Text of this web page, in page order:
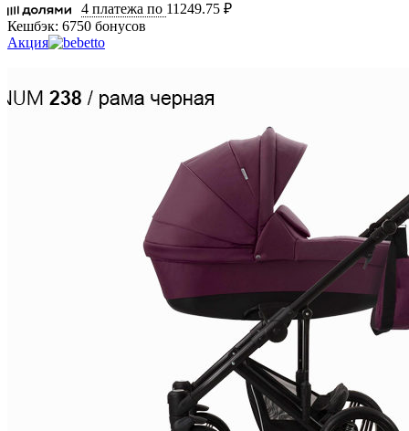
4 платежа по 11249.75 ₽
Кешбэк: 6750 бонусов
Акция